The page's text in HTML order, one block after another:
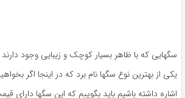
سگهایی که با ظاهر بسیار کوچک و زیبایی وجود دارند
یکی از بهترین نوع سگها نام برد که در اینجا اگر
اشاره داشته باشیم باید بگوییم که این سگها دارای